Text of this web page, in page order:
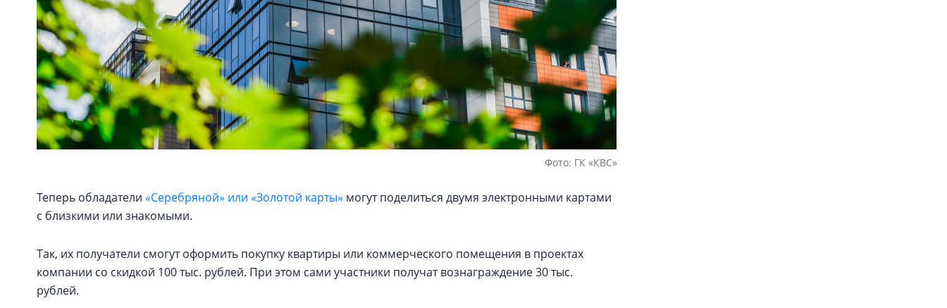
Фото: ГК «КВС»
Теперь обладатели «Серебряной» или «Золотой карты» могут поделиться двумя электронными картами
с близкими или знакомыми.
Так, их получатели смогут оформить покупку квартиры или коммерческого помещения в проектах
компании со скидкой 100 тыс. рублей. При этом сами участники получат вознаграждение 30 тыс.
рублей.